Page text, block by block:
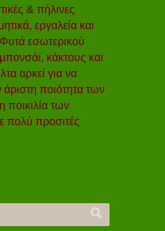
& πήλινες
εργαλεία και
εσωτερικού
κάκτους και
αρκεί για να
ποιότητα των
ποικιλία των
πολύ προσιτές